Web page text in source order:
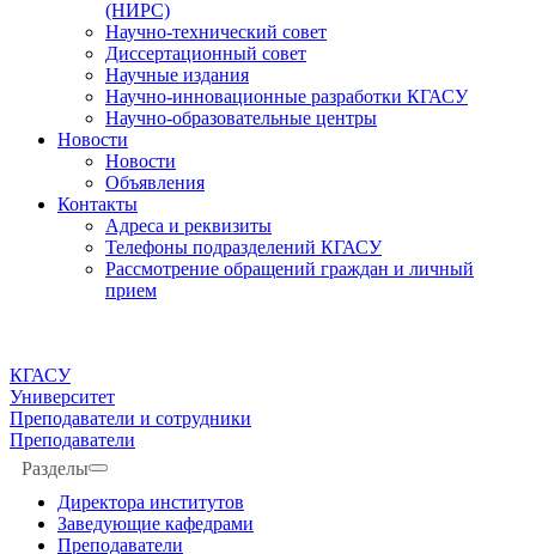
(НИРС)
Научно-технический совет
Диссертационный совет
Научные издания
Научно-инновационные разработки КГАСУ
Научно-образовательные центры
Новости
Новости
Объявления
Контакты
Адреса и реквизиты
Телефоны подразделений КГАСУ
Рассмотрение обращений граждан и личный
прием
КГАСУ
Университет
Преподаватели и сотрудники
Преподаватели
Разделы
Директора институтов
Заведующие кафедрами
Преподаватели